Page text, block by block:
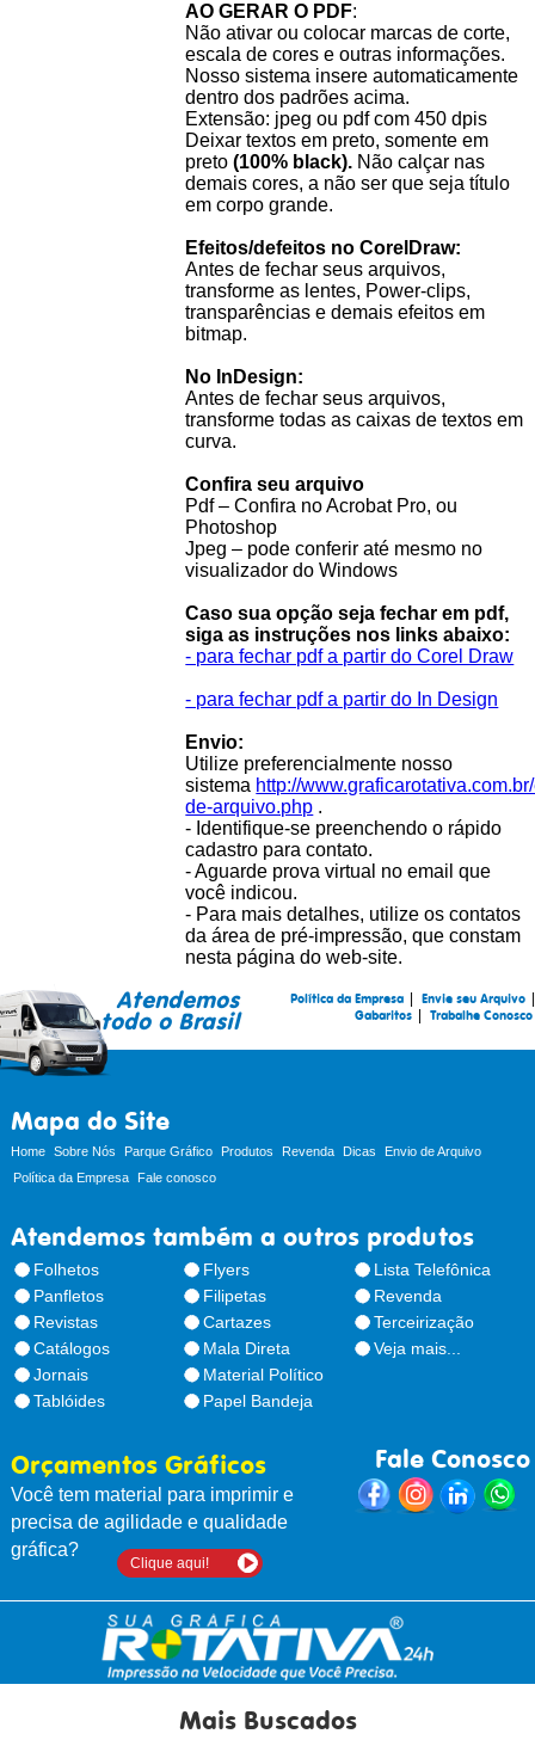
AO GERAR O PDF:
Não ativar ou colocar marcas de corte,
escala de cores e outras informações.
Nosso sistema insere automaticamente
dentro dos padrões acima.
Extensão: jpeg ou pdf com 450 dpis
Deixar textos em preto, somente em
preto (100% black). Não calçar nas
demais cores, a não ser que seja título
em corpo grande.
Efeitos/defeitos no CorelDraw:
Antes de fechar seus arquivos,
transforme as lentes, Power-clips,
transparências e demais efeitos em
bitmap.
No InDesign:
Antes de fechar seus arquivos,
transforme todas as caixas de textos em
curva.
Confira seu arquivo
Pdf – Confira no Acrobat Pro, ou
Photoshop
Jpeg – pode conferir até mesmo no
visualizador do Windows
Caso sua opção seja fechar em pdf,
siga as instruções nos links abaixo:
- para fechar pdf a partir do Corel Draw
- para fechar pdf a partir do In Design
Envio:
Utilize preferencialmente nosso
sistema http://
de-arquivo.php .
- Identifique-se preenchendo o rápido
cadastro para contato.
- Aguarde prova virtual no email que
você indicou.
- Para mais detalhes, utilize os contatos
da área de pré-impressão, que constam
nesta página do web-site.
Atendemos
todo o Brasil
Política da Empresa Envie seu Arquivo
Gabaritos Trabalhe Conosco
Mapa do Site
Home Sobre Nós Parque Gráfico Produtos Revenda Dicas
Envio de Arquivo
Política da Empresa
Fale conosco
Atendemos também a outros produtos
Folhetos
Panfletos
Revistas
Catálogos
Jornais
Tablóides
Flyers
Filipetas
Cartazes
Mala Direta
Material Político
Papel Bandeja
Lista Telefônica
Revenda
Terceirização
Veja mais...
Orçamentos Gráficos
Você tem material para imprimir e
precisa de agilidade e qualidade
gráfica?
Clique aqui!
Fale Conosco
Mais Buscados